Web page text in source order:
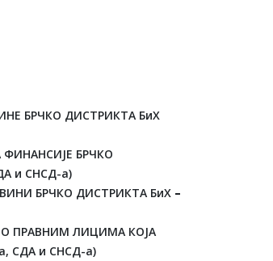
БРЧКО ДИСТРИКТА БиХ
БРЧКО
и СНСД-а)
БРЧКО ДИСТРИКТА БиХ –
ПРАВНИМ ЛИЦИМА КОЈА
СДА и СНСД-а)